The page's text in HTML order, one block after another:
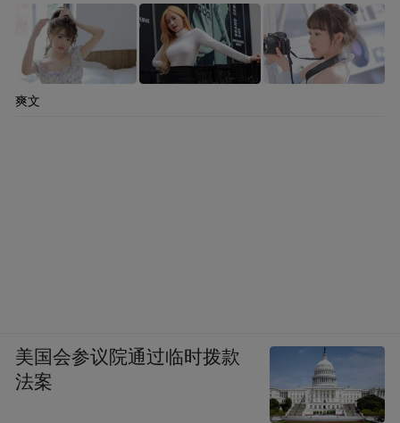
爽文
美国会参议院通过临时拨款
法案